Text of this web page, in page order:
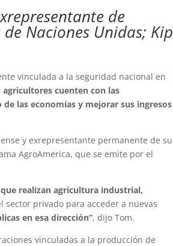
de
Naciones Unidas; Kip
vinculada a la seguridad nacional en
cuenten con las
las economías y mejorar sus ingresos
y exrepresentante permanente de su
AgroAmerica, que se emite por el
realizan agricultura industrial,
sector privado para acceder a nuevas
en esa dirección”, dijo Tom.
vinculadas a la producción de